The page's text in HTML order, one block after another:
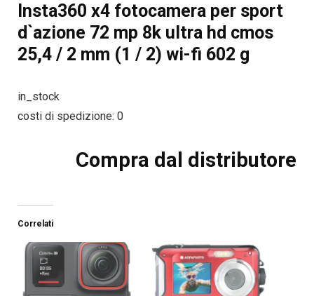
Insta360 x4 fotocamera per sport
d`azione 72 mp 8k ultra hd cmos
25,4 / 2 mm (1 / 2) wi-fi 602 g
in_stock
costi di spedizione: 0
Compra dal distributore
Correlati